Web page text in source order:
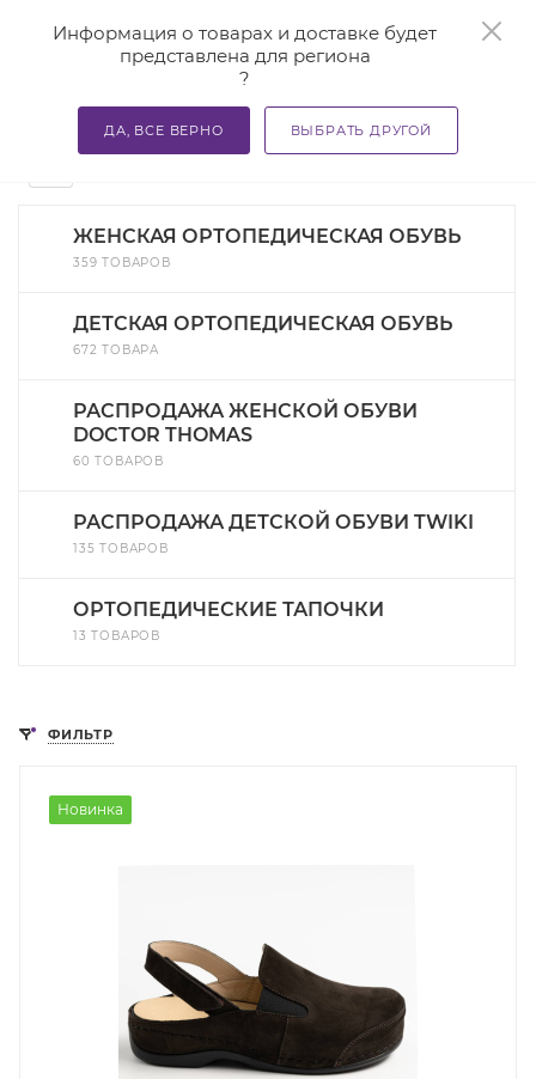
Информация о товарах и доставке будет
представлена для региона
?
ДА, ВСЕ ВЕРНО ВЫБРАТЬ ДРУГОЙ
Главная — Каталог — Ортопедическая обувь —
Ортопедическая обувь для женщин
ЖЕНСКАЯ ОРТОПЕДИЧЕСКАЯ ОБУВЬ
359 ТОВАРОВ
ДЕТСКАЯ ОРТОПЕДИЧЕСКАЯ ОБУВЬ
672 ТОВАРА
РАСПРОДАЖА ЖЕНСКОЙ ОБУВИ
DOCTOR THOMAS
60 ТОВАРОВ
РАСПРОДАЖА ДЕТСКОЙ ОБУВИ TWIKI
135 ТОВАРОВ
ОРТОПЕДИЧЕСКИЕ ТАПОЧКИ
13 ТОВАРОВ
ФИЛЬТР
Новинка